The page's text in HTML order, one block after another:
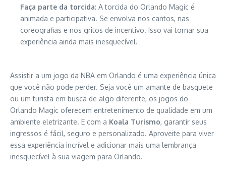
Faça parte da torcida: A torcida do Orlando Magic é
animada e participativa. Se envolva nos cantos, nas
coreografias e nos gritos de incentivo. Isso vai tornar sua
experiência ainda mais inesquecível.
Assistir a um jogo da NBA em Orlando é uma experiência única
que você não pode perder. Seja você um amante de basquete
ou um turista em busca de algo diferente, os jogos do
Orlando Magic oferecem entretenimento de qualidade em um
ambiente eletrizante. E com a Koala Turismo, garantir seus
ingressos é fácil, seguro e personalizado. Aproveite para viver
essa experiência incrível e adicionar mais uma lembrança
inesquecível à sua viagem para Orlando.